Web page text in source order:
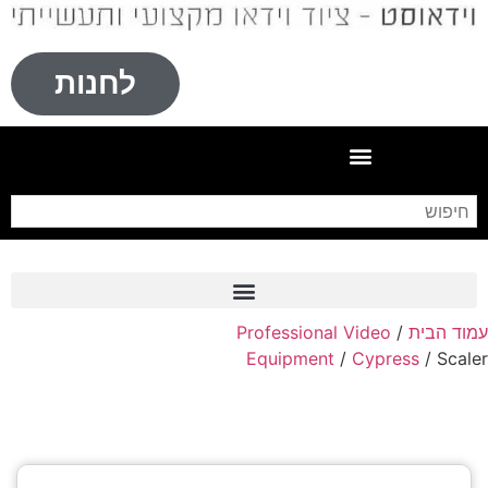
לחנות
Frame Grabber
PTZ Confrence Camera
עמוד הבית /
Professional Video
Equipment / Cypress / Scaler